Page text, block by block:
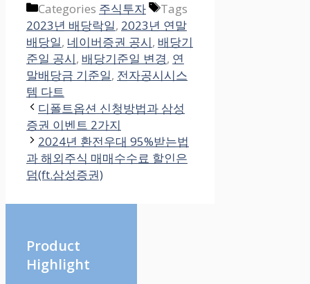
Categories 주식투자
Tags
2023년 배당락일, 2023년 연말
배당일, 네이버증권 공시, 배당기
준일 공시, 배당기준일 변경, 연
말배당금 기준일, 전자공시시스
템 다트
디폴트옵션 신청방법과 삼성
증권 이벤트 2가지
2024년 환전우대 95%받는법
과 해외주식 매매수수료 할인은
덤(ft.삼성증권)
Product
Highlight